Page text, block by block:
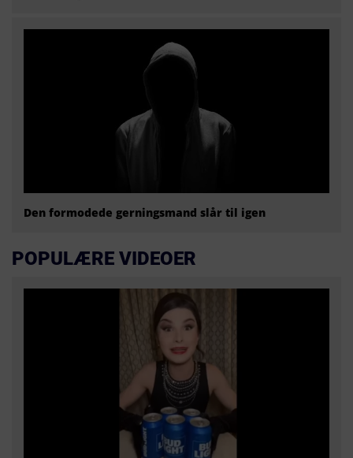
Den formodede gerningsmand slår til igen
POPULÆRE VIDEOER